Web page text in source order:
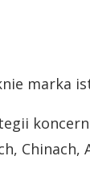
marka
Chinach,